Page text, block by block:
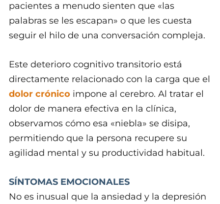
pacientes a menudo sienten que «las
palabras se les escapan» o que les cuesta
seguir el hilo de una conversación compleja.
Este deterioro cognitivo transitorio está
directamente relacionado con la carga que el
dolor crónico impone al cerebro. Al tratar el
dolor de manera efectiva en la clínica,
observamos cómo esa «niebla» se disipa,
permitiendo que la persona recupere su
agilidad mental y su productividad habitual.
SÍNTOMAS EMOCIONALES
No es inusual que la ansiedad y la depresión